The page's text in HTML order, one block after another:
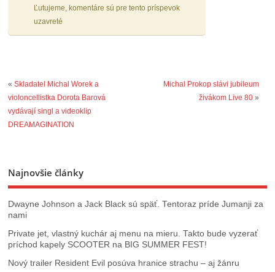
Ľutujeme, komentáre sú pre tento príspevok
uzavreté
«Skladatel Michal Worek a
violoncellistka Dorota Barová
vydávají singl a videoklip
DREAMAGINATION
Michal Prokop slávi jubileum
živákom Live 80»
Najnovšie články
Dwayne Johnson a Jack Black sú späť. Tentoraz príde Jumanji za
nami
Private jet, vlastný kuchár aj menu na mieru. Takto bude vyzerať
príchod kapely SCOOTER na BIG SUMMER FEST!
Nový trailer Resident Evil posúva hranice strachu – aj žánru